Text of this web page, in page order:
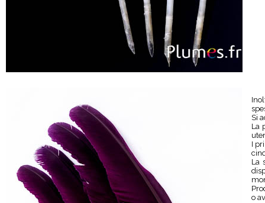
Si
La
I
La
o